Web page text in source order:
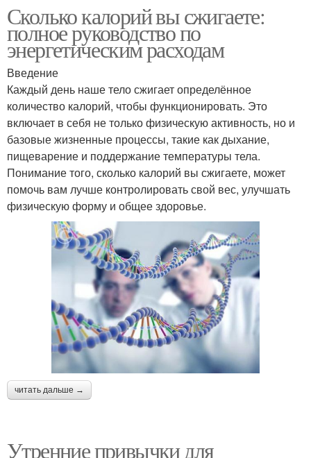
Сколько калорий вы сжигаете:
полное руководство по
энергетическим расходам
Введение
Каждый день наше тело сжигает определённое
количество калорий, чтобы функционировать. Это
включает в себя не только физическую активность, но и
базовые жизненные процессы, такие как дыхание,
пищеварение и поддержание температуры тела.
Понимание того, сколько калорий вы сжигаете, может
помочь вам лучше контролировать свой вес, улучшать
физическую форму и общее здоровье.
читать дальше →
Утренние привычки для